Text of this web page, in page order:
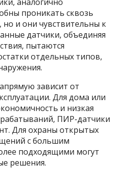
проникать сквозь
и они чувствительны к
датчики, объединяя
пытаются
отдельных типов,
зависит от
Для дома или
и низкая
ПИР-датчики
Для охраны открытых
с большим
подходящими могут
решения.